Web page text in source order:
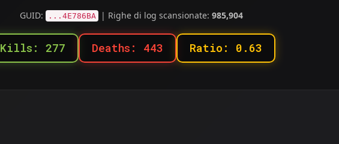
GUID: ...4E786BA | Righe di log scansionate: 985,904
Kills: 277 Deaths: 443 Ratio: 0.63